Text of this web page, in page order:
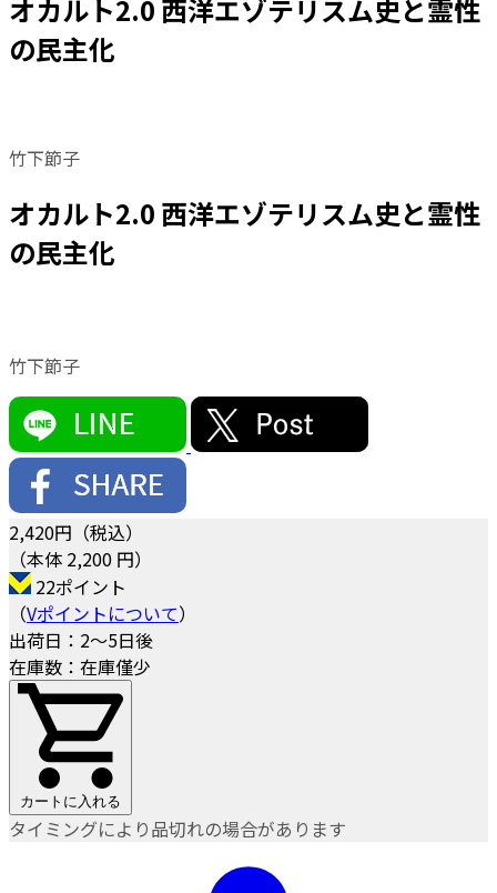
オカルト2.0 西洋エゾテリスム史と霊性
の民主化
竹下節子
オカルト2.0 西洋エゾテリスム史と霊性
の民主化
竹下節子
2,420円（税込）
（本体 2,200 円）
22ポイント
（Vポイントについて）
出荷日：2～5日後
在庫数：在庫僅少
カートに入れる
タイミングにより品切れの場合があります